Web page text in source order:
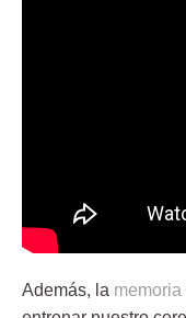
Además, la